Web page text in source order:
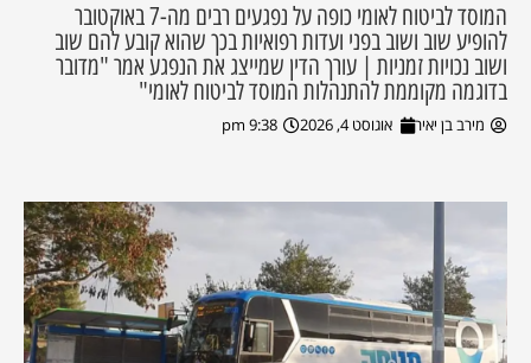
המוסד לביטוח לאומי כופה על נפגעים רבים מה-7 באוקטובר
להופיע שוב ושוב בפני ועדות רפואיות בכך שהוא קובע להם שוב
ושוב נכויות זמניות | עורך הדין שמייצג את הנפגע אמר "מדובר
בדוגמה מקוממת להתנהלות המוסד לביטוח לאומי"
מירב בן יאיר אוגוסט 4, 2026 9:38 pm